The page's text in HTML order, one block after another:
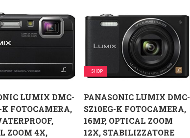
LUMIX DMC-
K FOTOCAMERA,
ZOOM 4X,
SHOP
PANASONIC LUMIX DMC-
SZ10EG-K FOTOCAMERA,
16MP, OPTICAL ZOOM
12X, STABILIZZATORE